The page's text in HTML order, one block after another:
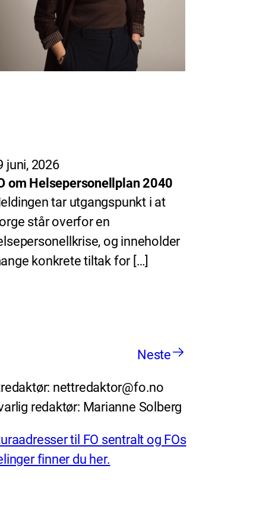
juni, 2026
om Helsepersonellplan 2040
tar utgangspunkt i at
står overfor en
og inneholder
konkrete tiltak for […]
Neste
nettredaktor@fo.no
redaktør: Marianne Solberg
til FO sentralt og FOs
finner du her.